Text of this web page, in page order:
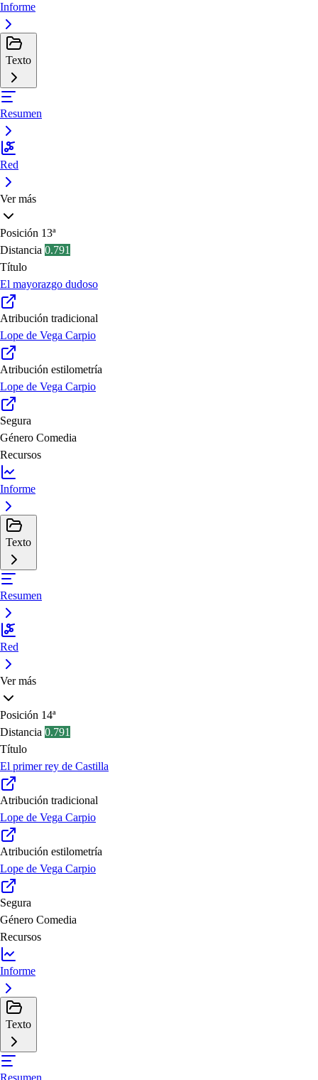
Informe
Texto
Resumen
Red
Ver más
Posición 13ª
Distancia 0.791
Título
El mayorazgo dudoso
Atribución tradicional
Lope de Vega Carpio
Atribución estilometría
Lope de Vega Carpio
Segura
Género Comedia
Recursos
Informe
Texto
Resumen
Red
Ver más
Posición 14ª
Distancia 0.791
Título
El primer rey de Castilla
Atribución tradicional
Lope de Vega Carpio
Atribución estilometría
Lope de Vega Carpio
Segura
Género Comedia
Recursos
Informe
Texto